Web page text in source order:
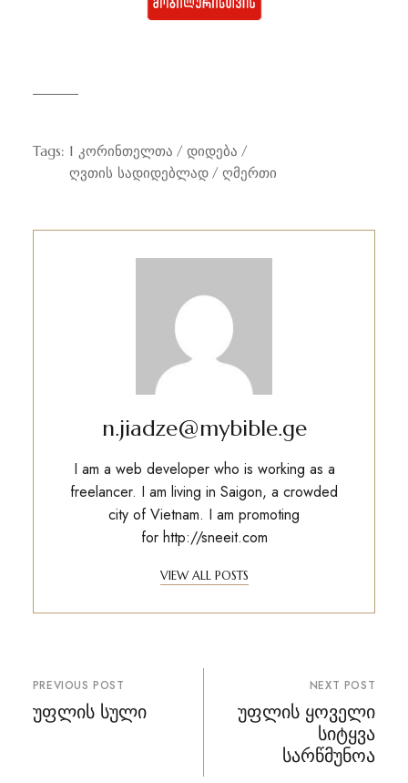
Tags: 1 კორინთელთა
დიდება
ღვთის სადიდებლად
ღმერთი
n.jiadze@mybible.ge
I am a web developer who is working as a
freelancer. I am living in Saigon, a crowded
city of Vietnam. I am promoting
for http://sneeit.com
VIEW ALL POSTS
პოსტის
ნავიგაცია
PREVIOUS POST
უფლის სული
NEXT POST
უფლის ყოველი
სიტყვა
სარწმუნოა